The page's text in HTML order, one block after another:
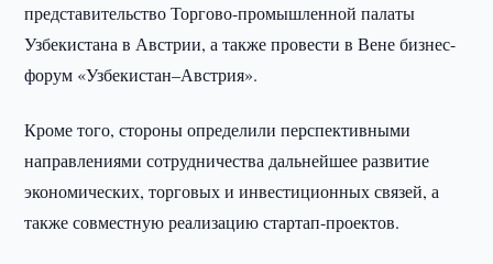
представительство Торгово-промышленной палаты
Узбекистана в Австрии, а также провести в Вене бизнес-
форум «Узбекистан–Австрия».
Кроме того, стороны определили перспективными
направлениями сотрудничества дальнейшее развитие
экономических, торговых и инвестиционных связей, а
также совместную реализацию стартап-проектов.